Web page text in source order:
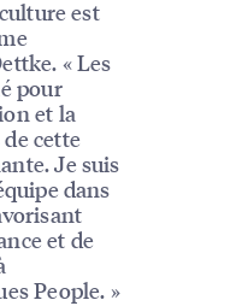
est
« Les
pour
et la
cette
Je suis
dans
et de
People. »